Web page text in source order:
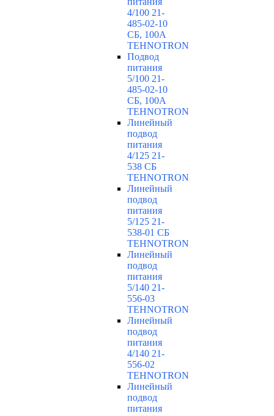
4/100 21-
485-02-10
СБ, 100А
TEHNOTRON
Подвод
питания
5/100 21-
485-02-10
СБ, 100А
TEHNOTRON
Линейный
подвод
питания
4/125 21-
538 СБ
TEHNOTRON
Линейный
подвод
питания
5/125 21-
538-01 СБ
TEHNOTRON
Линейный
подвод
питания
5/140 21-
556-03
TEHNOTRON
Линейный
подвод
питания
4/140 21-
556-02
TEHNOTRON
Линейный
подвод
питания